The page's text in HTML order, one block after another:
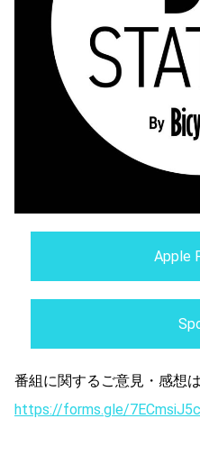
Apple
番組に関するご意見・感想
https://forms.gle/